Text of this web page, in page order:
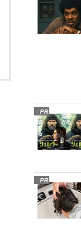
PR
PR